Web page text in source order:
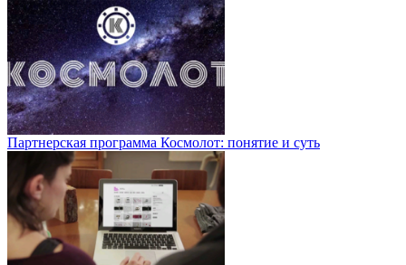
Партнерская программа Космолот: понятие и суть